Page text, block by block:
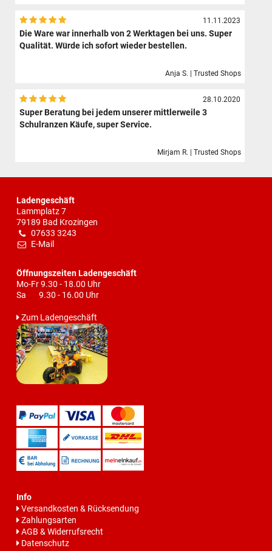
11.11.2023
Die Ware war innerhalb von 2 Werktagen bei uns. Super
Qualität. Würde ich sofort wieder bestellen.
Anja S. | Trusted Shops
28.10.2020
Super Beratung bei jedem unserer mittlerweile 3
Schulranzen Käufe, super Service.
Mirjam R. | Trusted Shops
Ladengeschäft
Lammplatz 7
79189 Bad Krozingen
07633 3243
E-Mail
Öffnungszeiten Ladengeschäft
Mo-Fr 9.30 - 18.00 Uhr
Sa 9.30 - 16.00 Uhr
Zum Ladengeschäft
Info
Versandkosten & Rücksendung
Zahlungsarten
AGB & Widerrufsrecht
Datenschutz